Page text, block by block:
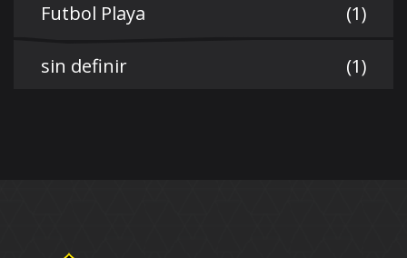
Futbol Playa (1)
sin definir (1)